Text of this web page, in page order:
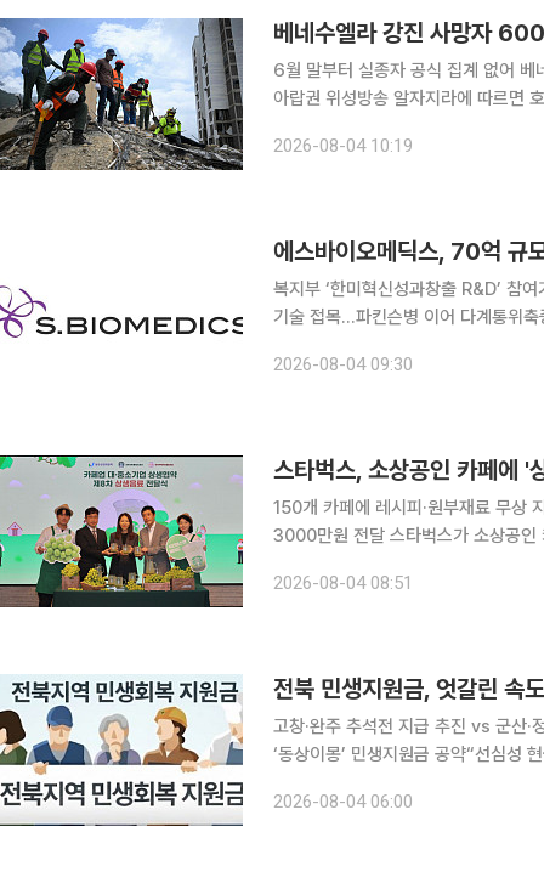
베네수엘라 강진 사망자
6월 말부터 실종자 공식 집계 없어 베네수엘라 강진 사망자가 6000명을 넘어섰다. 3일(현지시간)
아랍권 위성방송 알자지라에 따르면
는 공개되지 않았다. 베네수엘라 정
2026-08-04 10:19
복지부 ‘한미혁신성과창출 R&D’ 참
기술 접목…파킨슨병 이어 다계통위축증ㆍ치매 등 적응증
부가 지원하는 ‘2026년도 연구중심
2026-08-04 09:30
스타벅스, 소상공인 카페에 '
150개 카페에 레시피·원부재료 무
3000만원 전달 스타벅스가 소상공인 카페의 경쟁력 강화를 위해 제8차 상생음료 '상주 샤인머스캣
로그램으로, 올해까지 누적 지원 규
2026-08-04 08:51
전북 민생지원금, 엇갈린 속
고창·완주 추석전 지급 추진 vs 군산·
‘동상이몽’ 민생지원금 공약“선심성 현
엇갈리고 있다. 자체 재원 확보와 추
2026-08-04 06:00